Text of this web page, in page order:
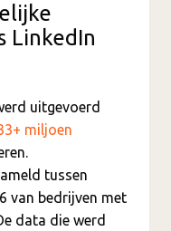
LinkedIn
uitgevoerd
miljoen
tussen
van bedrijven met
data die werd